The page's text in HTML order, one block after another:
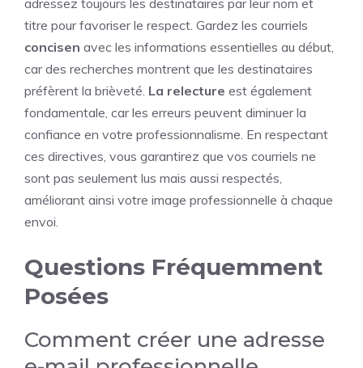
titre pour favoriser le respect. Gardez les courriels
concisen avec les informations essentielles au début,
car des recherches montrent que les destinataires
préfèrent la brièveté. La relecture est également
fondamentale, car les erreurs peuvent diminuer la
confiance en votre professionnalisme. En respectant
ces directives, vous garantirez que vos courriels ne
sont pas seulement lus mais aussi respectés,
améliorant ainsi votre image professionnelle à chaque
envoi.
Questions Fréquemment
Posées
Comment créer une adresse